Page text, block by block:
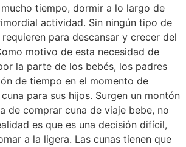
tiempo, dormir a lo largo de
actividad. Sin ningún tipo de
para descansar y crecer del
motivo de esta necesidad de
la parte de los bebés, los padres
de tiempo en el momento de
para sus hijos. Surgen un montón
de comprar cuna de viaje bebe, no
es que es una decisión difícil,
a la ligera. Las cunas tienen que